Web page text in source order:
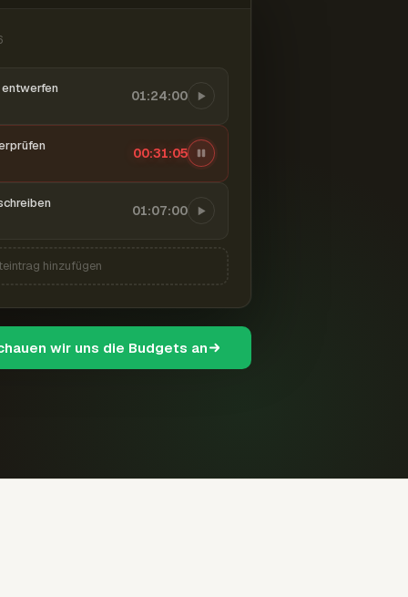
01:24:00
00:31:06
01:07:00
hinzufügen
wir uns die Budgets an